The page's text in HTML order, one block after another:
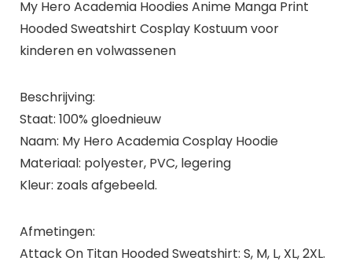
My Hero Academia Hoodies Anime Manga Print
Hooded Sweatshirt Cosplay Kostuum voor
kinderen en volwassenen
Beschrijving:
Staat: 100% gloednieuw
Naam: My Hero Academia Cosplay Hoodie
Materiaal: polyester, PVC, legering
Kleur: zoals afgebeeld.
Afmetingen:
Attack On Titan Hooded Sweatshirt: S, M, L, XL, 2XL.